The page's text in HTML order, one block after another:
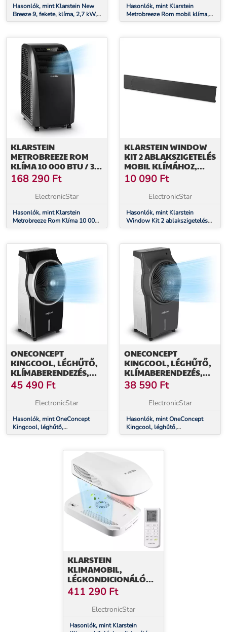
Hasonlók, mint Klarstein New
Breeze 9, fekete, klíma, 2,7 kW,
A energiahatékonysági osztály,
Hasonlók, mint Klarstein
Metrobreeze Rom mobil klíma,
10000 BTU, A+ osztály,
KLARSTEIN
METROBREEZE ROM
KLÍMA 10 000 BTU / 3,0
KW EEC A+
168 290 Ft
ElectronicStar
Hasonlók, mint Klarstein
Metrobreeze Rom Klíma 10 000
BTU / 3,0 kW EEC A+
KLARSTEIN WINDOW
KIT 2 ABLAKSZIGETELÉS
MOBIL KLÍMÁHOZ,
TOLÓABLAKRA, PVC
10 090 Ft
ElectronicStar
Hasonlók, mint Klarstein
Window Kit 2 ablakszigetelés
mobil klímához, tolóablakra,
ONECONCEPT
KINGCOOL, LÉGHŰTŐ,
KLÍMABERENDEZÉS,
VENTILÁTOR,
IONIZÁTOR,
FEKETE/EZÜST
45 490 Ft
ElectronicStar
Hasonlók, mint OneConcept
Kingcool, léghűtő,
klímaberendezés, ventilátor,
ONECONCEPT
KINGCOOL, LÉGHŰTŐ,
KLÍMABERENDEZÉS,
VENTILÁTOR,
IONIZÁTOR, SZÜRKE
38 590 Ft
ElectronicStar
Hasonlók, mint OneConcept
Kingcool, léghűtő,
klímaberendezés, ventilátor,
KLARSTEIN
KLIMAMOBIL,
LÉGKONDICIONÁLÓ
LAKÓKOCSIBA, FEHÉR,
RV KLÍMABERENDEZÉS,
TETŐRE SZERELHETŐ
2,5/2,2 KW, JELZŐFÉNY,
411 290 Ft
ElectronicStar
Hasonlók, mint Klarstein